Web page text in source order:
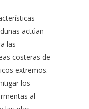
actúan
las
costeras de
extremos.
los
al